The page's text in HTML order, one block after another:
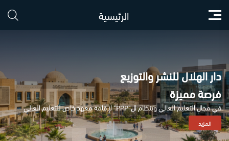
الرئيسية
دار الهلال للنشر والتوزيع
فرصة مميزة
في مجال التعليم العالي وبنظام ال"PPP" لإقامة معهد خاص للتعليم العالي
المزيد